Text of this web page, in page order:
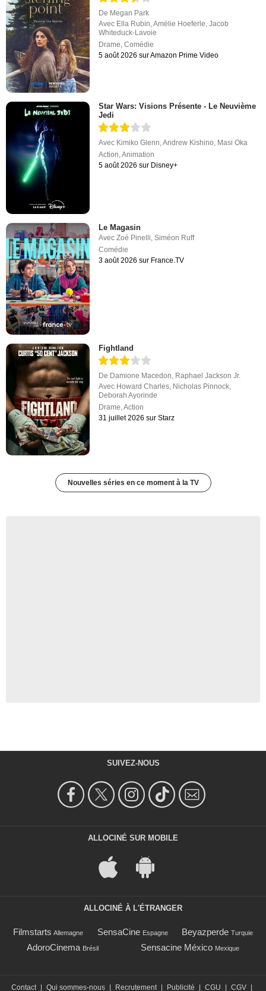
De Megan Park
Avec Ella Rubin,Amélie Hoeferle,Jacob
Whiteduck-Lavoie
Drame,Comédie
5 août 2026 sur Amazon Prime Video
Star Wars: Visions Présente - Le Neuvième
Jedi
Avec Kimiko Glenn,Andrew Kishino, Masi Oka
Action,Animation
5 août 2026 sur Disney+
Le Magasin
AvecZoé Pinelli ,Siméon Ruff
Comédie
3 août 2026 sur France.TV
Fightland
De Damione Macedon, Raphael Jackson Jr.
Avec Howard Charles, Nicholas Pinnock,
Deborah Ayorinde
Drame,Action
31 juillet 2026 sur Starz
Nouvelles séries en ce moment à la TV
SUIVEZ-NOUS
ALLOCINÉ SUR MOBILE
ALLOCINÉ À L'ÉTRANGER
Filmstarts Allemagne SensaCine Espagne Beyazperde Turquie
AdoroCinema Brésil Sensacine México Mexique
Contact Qui sommes-nous Recrutement Publicité CGU CGV